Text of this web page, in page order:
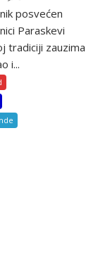
posvećen
Paraskevi
tradiciji zauzima
i...